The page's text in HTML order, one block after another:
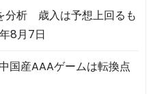
分析 歳入は予想上回るも
8月7日
国産AAAゲームは転換点